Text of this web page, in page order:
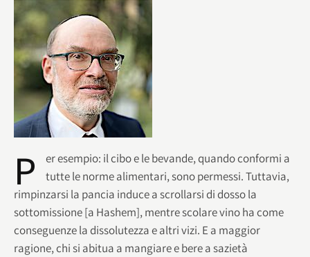
P
er esempio: il cibo e le bevande, quando conformi a
tutte le norme alimentari, sono permessi. Tuttavia,
rimpinzarsi la pancia induce a scrollarsi di dosso la
sottomissione [a Hashem], mentre scolare vino ha come
conseguenze la dissolutezza e altri vizi. E a maggior
ragione, chi si abitua a mangiare e bere a sazietà